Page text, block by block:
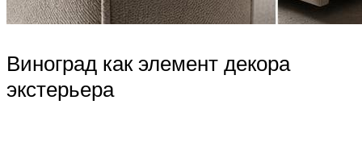
Виноград как элемент декора
экстерьера